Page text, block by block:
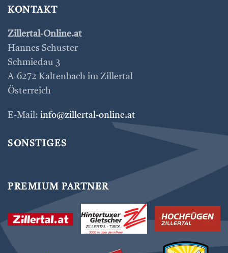
KONTAKT
Zillertal-Online.at
Hannes Schuster
Schmiedau 3
A-6272 Kaltenbach im Zillertal
Österreich
E-Mail: info@zillertal-online.at
SONSTIGES
PREMIUM PARTNER